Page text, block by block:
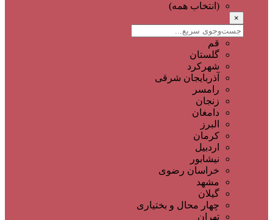
(انتخاب همه)
×
قم
گلستان
شهرکرد
آذربایجان شرقی
رامسر
زنجان
دامغان
البرز
کرمان
اردبیل
نیشابور
خراسان رضوی
مشهد
گیلان
چهار محال و بختیاری
تهران